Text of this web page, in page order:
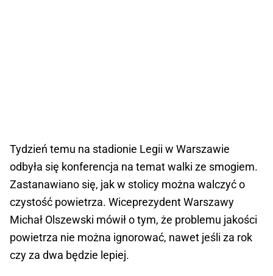
Tydzień temu na stadionie Legii w Warszawie
odbyła się konferencja na temat walki ze smogiem.
Zastanawiano się, jak w stolicy można walczyć o
czystość powietrza. Wiceprezydent Warszawy
Michał Olszewski mówił o tym, że problemu jakości
powietrza nie można ignorować, nawet jeśli za rok
czy za dwa będzie lepiej.